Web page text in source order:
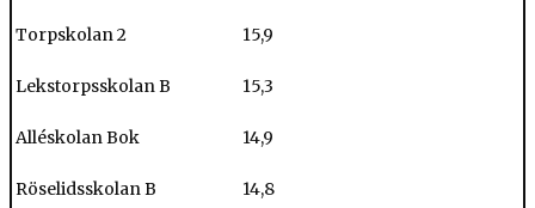
Torpskolan 2 15,9
Lekstorpsskolan B 15,3
Alléskolan Bok 14,9
Röselidsskolan B 14,8